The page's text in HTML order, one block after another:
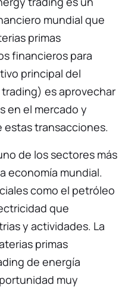
mundial que
primas
financieros para
principal del
es aprovechar
en el mercado y
estas transacciones.
de los sectores más
economía mundial.
como el petróleo
que
y actividades. La
primas
de energía
muy